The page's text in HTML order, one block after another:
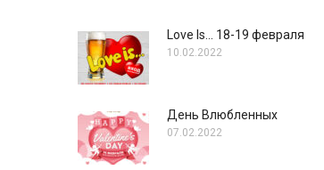
Love Is… 18-19 февраля
10.02.2022
День Влюбленных
07.02.2022